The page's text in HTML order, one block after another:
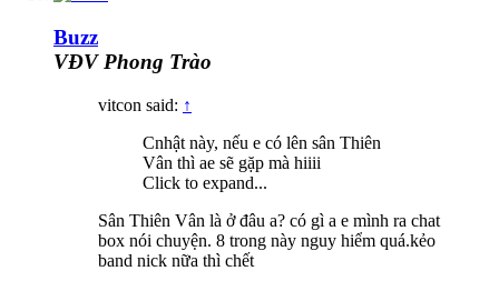
Buzz
VĐV Phong Trào
vitcon said: ↑
Cnhật này, nếu e có lên sân Thiên
Vân thì ae sẽ gặp mà hiiii
Click to expand...
Sân Thiên Vân là ở đâu a? có gì a e mình ra chat
box nói chuyện. 8 trong này nguy hiểm quá.kẻo
band nick nữa thì chết